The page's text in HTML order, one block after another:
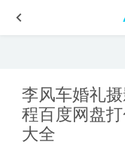
李风车婚礼
程百度网盘
大全